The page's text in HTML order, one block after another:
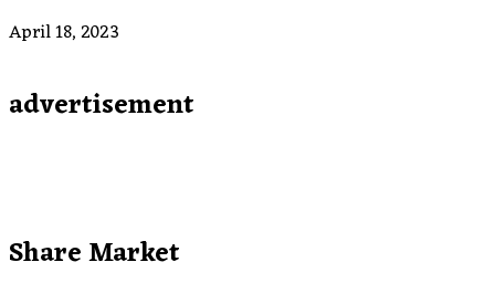
April 18, 2023
advertisement
Share Market